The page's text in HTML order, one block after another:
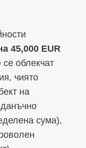
45,000 EUR
облекчат
чиято
на
сума),